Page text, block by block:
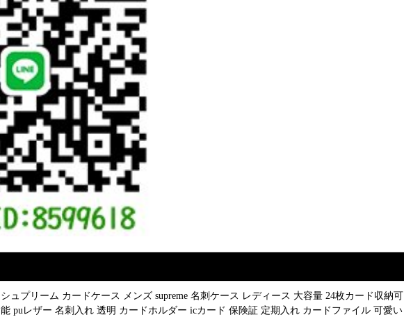
シュプリーム カードケース メンズ supreme 名刺ケース レディース 大容量 24枚カード収納可
能 puレザー 名刺入れ 透明 カードホルダー icカード 保険証 定期入れ カードファイル 可愛い